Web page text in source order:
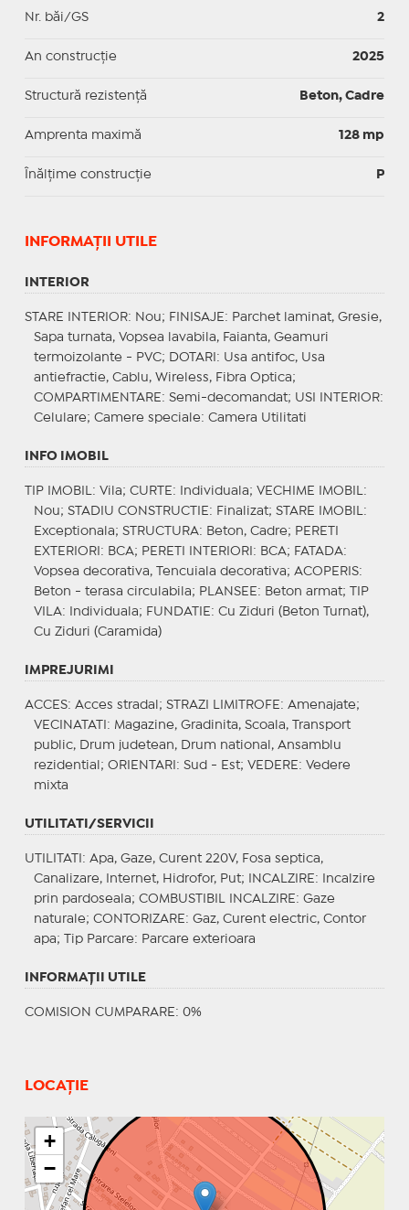
Nr. băi/GS 2
An construcție 2025
Structură rezistență Beton, Cadre
Amprenta maximă 128 mp
Înălțime construcție P
INFORMAŢII UTILE
INTERIOR
STARE INTERIOR: Nou; FINISAJE : Parchet laminat, Gresie,
Sapa turnata, Vopsea lavabila, Faianta, Geamuri
termoizolante - PVC;
DOTARI : Usa antifoc, Usa
antiefractie, Cablu, Wireless, Fibra Optica;
COMPARTIMENTARE : Semi-decomandat; USI INTERIOR:
Celulare; Camere speciale: Camera Utilitati
INFO IMOBIL
TIP IMOBIL : Vila; CURTE : Individuala; VECHIME IMOBIL :
Nou; STADIU CONSTRUCTIE : Finalizat; STARE IMOBIL :
Exceptionala; STRUCTURA: Beton, Cadre; PERETI
EXTERIORI : BCA; PERETI INTERIORI : BCA; FATADA:
Vopsea decorativa, Tencuiala decorativa; ACOPERIS:
Beton - terasa circulabila; PLANSEE : Beton armat;
TIP
VILA: Individuala; FUNDATIE : Cu Ziduri (Beton Turnat),
Cu Ziduri (Caramida)
IMPREJURIMI
ACCES: Acces stradal; STRAZI LIMITROFE : Amenajate;
VECINATATI : Magazine, Gradinita, Scoala, Transport
public, Drum judetean, Drum national, Ansamblu
rezidential; ORIENTARI : Sud - Est; VEDERE : Vedere
mixta
UTILITATI/SERVICII
UTILITATI : Apa, Gaze, Curent 220V, Fosa septica,
Canalizare, Internet, Hidrofor, Put;
INCALZIRE : Incalzire
prin pardoseala; COMBUSTIBIL INCALZIRE : Gaze
naturale; CONTORIZARE : Gaz, Curent electric, Contor
apa;
Tip Parcare: Parcare exterioara
INFORMAŢII UTILE
COMISION CUMPARARE: 0%
LOCAȚIE
+
−